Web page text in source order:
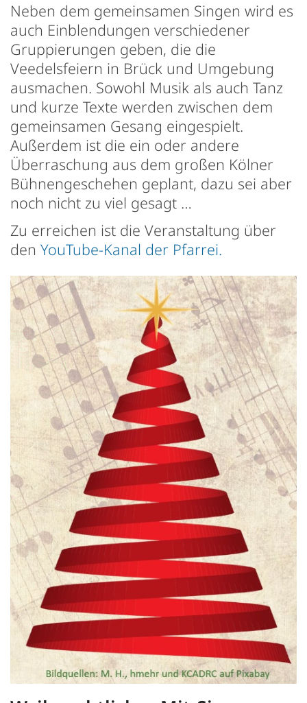
Neben dem gemeinsamen Singen wird es
auch Einblendungen verschiedener
Gruppierungen geben, die die
Veedelsfeiern in Brück und Umgebung
ausmachen. Sowohl Musik als auch Tanz
und kurze Texte werden zwischen dem
gemeinsamen Gesang eingespielt.
Außerdem ist die ein oder andere
Überraschung aus dem großen Kölner
Bühnengeschehen geplant, dazu sei aber
noch nicht zu viel gesagt …
Zu erreichen ist die Veranstaltung über
den YouTube-Kanal der Pfarrei.